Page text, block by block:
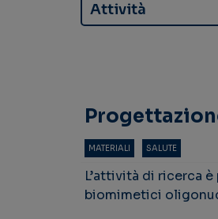
Attività
MATERIALI SALUTE
L’attività di ricerca
biomimetici